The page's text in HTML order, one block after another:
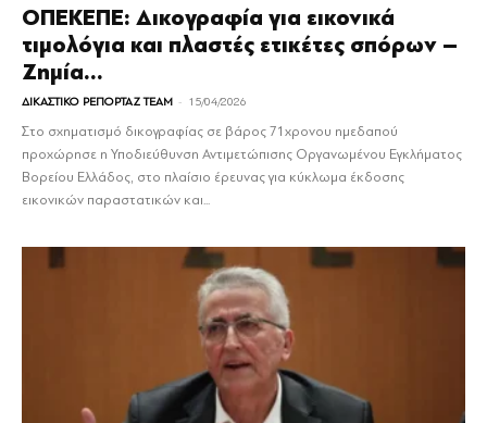
ΟΠΕΚΕΠΕ: Δικογραφία για εικονικά
τιμολόγια και πλαστές ετικέτες σπόρων –
Ζημία...
ΔΙΚΑΣΤΙΚΟ ΡΕΠΟΡΤΑΖ TEAM - 15/04/2026
Στο σχηματισμό δικογραφίας σε βάρος 71χρονου ημεδαπού
προχώρησε η Υποδιεύθυνση Αντιμετώπισης Οργανωμένου Εγκλήματος
Βορείου Ελλάδος, στο πλαίσιο έρευνας για κύκλωμα έκδοσης
εικονικών παραστατικών και...